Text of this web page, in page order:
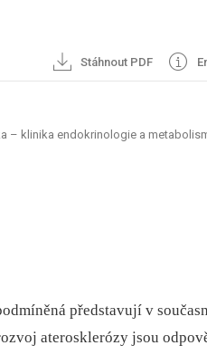
Stáhnout PDF
– klinika endokrinologie a
představují v
aterosklerózy jsou